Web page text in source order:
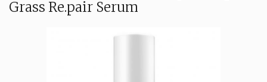
Grass Re.pair Serum